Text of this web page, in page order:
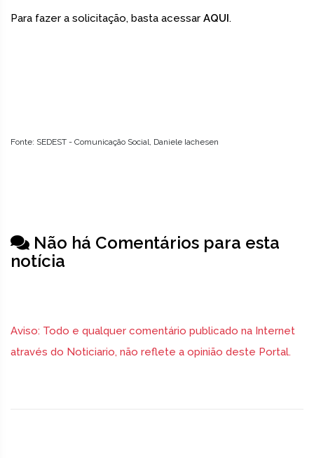
Para fazer a solicitação, basta acessar AQUI.
Fonte: SEDEST - Comunicação Social, Daniele Iachesen
Não há Comentários para esta
notícia
Aviso: Todo e qualquer comentário publicado na Internet
através do Noticiario, não reflete a opinião deste Portal.